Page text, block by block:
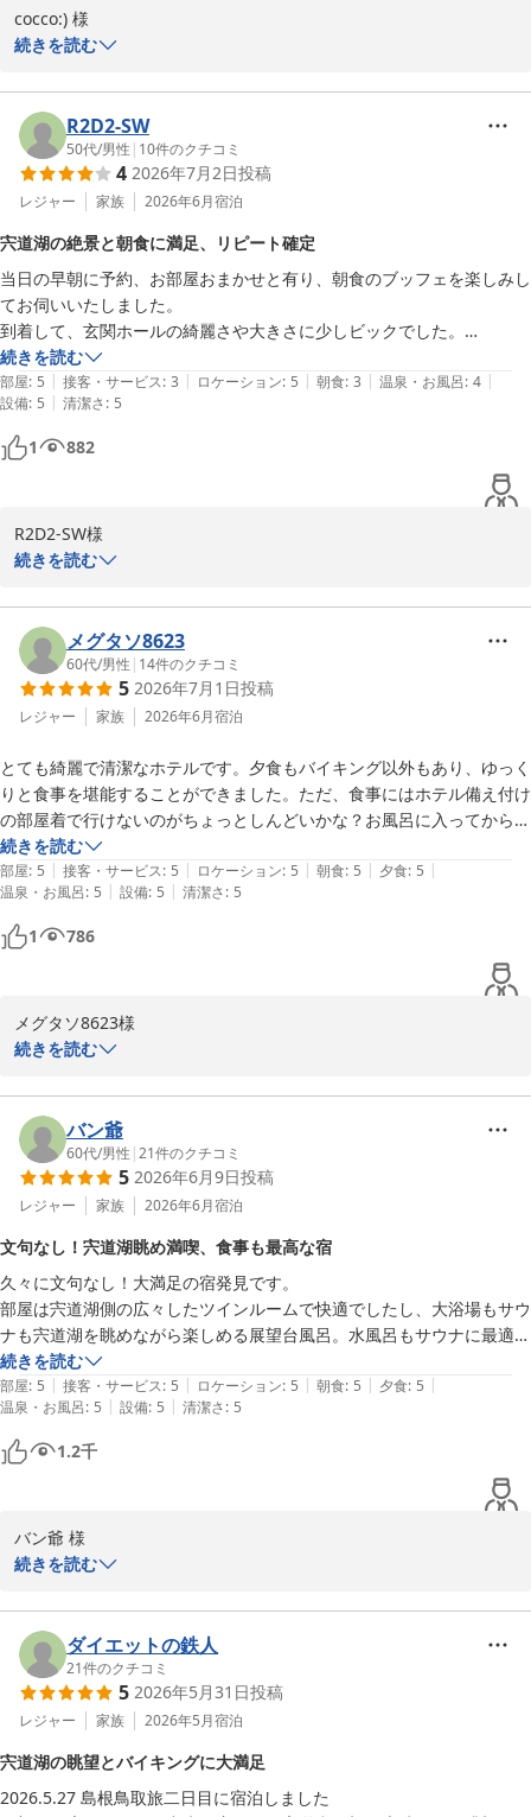
また松江にお越しの際は、ぜひ当館へお立ち寄りください。スタッ
フ一同、またのお越しを心よりお待ちしております。
担当　梶谷
松江しんじ湖温泉 ホテル一畑
2026-08-05
cocco:) 様
このたびはホテル一畑をご利用いただき、誠にありがとうございま
立地を重視して当ホテルをお選びいただいた中で、温泉やサウナ、
お部屋でのご滞在にご満足いただけたご様子を伺い、大変嬉しく拝
読いたしました。
ただき、翌朝も一番にご利用いただけたとのこと、何より嬉しいお
言葉でございます。
また、館内のセキュリティや客室・リネンの清潔さにつきましても
お褒めいただき、スタッフ一同大変励みになります。
これからも快適で心地よいご滞在をご提供できるよう、サービス・
施設の維持向上に努めてまいります。
また松江へお越しの際は、ぜひホテル一畑をご利用くださいませ。
ご投稿いただき、誠にありがとうございました。
松江しんじ湖温泉 ホテル一畑
2026-07-12
続きを読む
R2D2-SW
50代/男性 | 10件のクチコミ
4 2026年7月2日投稿
レジャー 家族 2026年6月宿泊
宍道湖の絶景と朝食に満足、リピート確定
当日の早朝に予約、お部屋おまかせと有り、朝食のブッフェを楽しみし
てお伺いいたしました。
到着して、玄関ホールの綺麗さや大きさに少しビックでした。
お部屋は、3階で宍道湖が見れる眺望最高でお部屋の綺麗さ、清潔感が
あり広さにも大満足でした。
宍道湖の夕焼け、日の出の景色はバツグンで必見ですよ。
朝は、しじみ漁の船の景色も、お部屋から朝食会場からも良く見れてま
した。
朝食のフレンチトースト美味しかったです。しじみ汁もしじみ大きく沢
山で満足でした。品数も多くあり良かったです。ただ、白米が自動投入
の機械に入れているせいか？炊き方が悪いのか、島根県産のお米だった
と思いますが、大変美味しいとは言えませんので残念です。白米美味し
立地も良いですよ。
地元スーパーならではのお惣菜を買って食べてみました。
ご当地限定食品やお菓子なども探すも楽しいです。
温泉については、清潔感、タオル、バスタオルが設置してありお部屋か
あれば最高だと思います。
清潔感、立地、宍道湖の眺望の良いのでコスパ良く泊まるにはリピート
続きを読む
部屋: 5 | 接客・サービス: 3 | ロケーション: 5 | 朝食: 3 | 温泉・お風呂: 4 |
設備: 5 | 清潔さ: 5
1 882
R2D2-SW様
また、お写真と共にご丁寧なご感想をお寄せいただき、重ねて御礼
申し上げます。
ご滞在中につきまして、宍道湖の景色や朝食のフレンチトースト、
しじみ汁をお楽しみいただけたとのこと、大変嬉しく拝読いたしま
お部屋からの眺望や館内の清潔感につきましてもお褒めの言葉をい
ただき、スタッフ一同励みになります。
一方で、朝食の白米につきまして、ご期待に沿えず大変申し訳ござ
いませんでした。
お客様からいただいた貴重なご意見を真摯に受け止め、よりご満足
いただける内容となるよう改善に努めてまいります。
また機会がございましたら、是非当館まで足をお運びくださいま
再度お迎えできます日をスタッフ一同、心よりお待ち申し上げてお
ります。
担当　梶谷
松江しんじ湖温泉 ホテル一畑
2026-07-06
続きを読む
メグタソ8623
60代/男性 | 14件のクチコミ
5 2026年7月1日投稿
レジャー 家族 2026年6月宿泊
とても綺麗で清潔なホテルです。夕食もバイキング以外もあり、ゆっく
りと食事を堪能することができました。ただ、食事にはホテル備え付け
の部屋着で行けないのがちょっとしんどいかな？お風呂に入ってから、
また着替え直して食事に行きました。
続きを読む
部屋: 5 | 接客・サービス: 5 | ロケーション: 5 | 朝食: 5 | 夕食: 5 |
温泉・お風呂: 5 | 設備: 5 | 清潔さ: 5
1 786
メグタソ8623様
また、客室の清潔さや、お食事についてお褒めの言葉をいただき、
重ねて御礼申し上げます。
一方で、お食事会場をご利用の際の館内着・スリッパ着用に関する
ルールにつきまして、ご不便をおかけし申し訳ございませんでし
館内着につきましては、宴会場・レストランのある1階・2階はご宿
泊以外のお客様もご利用されるため、館内着・スリッパでのご利用
をご遠慮いただいております。
何卒ご理解くださいますようお願い申し上げます。
貴重なご感想をお寄せいただき、誠にありがとうございました。
また松江へお越しの際には、ぜひお立ち寄りいただけますと幸いで
ございます。
スタッフ一同、心よりお待ち申し上げております。
担当　梶谷
松江しんじ湖温泉 ホテル一畑
2026-07-04
続きを読む
バン爺
60代/男性 |21件のクチコミ
5 2026年6月9日投稿
レジャー 家族 2026年6月宿泊
文句なし！宍道湖眺め満喫、食事も最高な宿
久々に文句なし！大満足の宿発見です。
部屋は宍道湖側の広々したツインルームで快適でしたし、大浴場もサウ
ナも宍道湖を眺めながら楽しめる展望台風呂。水風呂もサウナに最適な
超冷え冷え。
バイキングの夕食も朝食も全ての食材、料理が美味しい。よくある品数
ばかりで、食べてガッカリの料理は有りません。
ステーキ肉も柔らかくて美味しい！刺身も新鮮！なんといっても特産品
のシジミ汁は粒も大きくて…ついつい食べ過ぎてしまいました😆
続きを読む
部屋: 5 | 接客・サービス: 5 | ロケーション: 5 | 朝食: 5 | 夕食: 5 |
温泉・お風呂: 5 | 設備: 5 | 清潔さ: 5
1.2千
バン爺 様
た。
また、「文句なし！大満足の宿」とのこの上ないお言葉を頂戴し、
スタッフ一同大変嬉しく拝読いたしました。
の眺望もお楽しみいただけたとのこと、何よりでございます。特に
サウナや水風呂につきましてご満足いただけたご様子が伝わり、大
続きを読む
ダイエットの鉄人
21件のクチコミ
5 2026年5月31日投稿
レジャー 家族 2026年5月宿泊
宍道湖の眺望とバイキングに大満足
2026.5.27 島根鳥取旅二日目に宿泊しました